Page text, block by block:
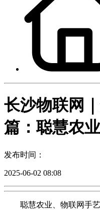
长沙物联网
篇：聪慧农
发布时间：
2025-06-02 08:08
聪慧农业、物联网手艺